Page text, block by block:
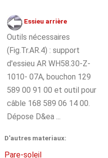
Essieu arrière
Outils nécessaires
(Fig.Tr.AR.4) : support
d'essieu AR WH58.30-Z-
1010- 07A, bouchon 129
589 00 91 00 et outil pour
câble 168 589 06 14 00.
Dépose D&ea ...
D'autres materiaux:
Pare-soleil